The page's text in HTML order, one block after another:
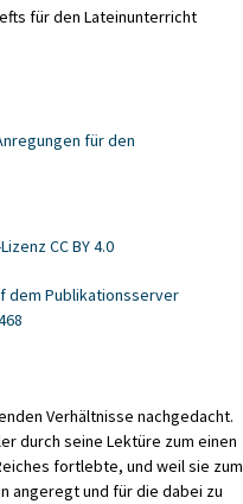
für den Lateinunterricht
für den
CC BY 4.0
dem Publikationsserver
Verhältnisse nachgedacht.
durch seine Lektüre zum einen
fortlebte, und weil sie zum
angeregt und für die dabei zu